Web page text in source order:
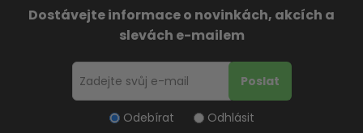
Dostávejte informace o novinkách, akcích a
slevách e-mailem
Odebírat Odhlásit